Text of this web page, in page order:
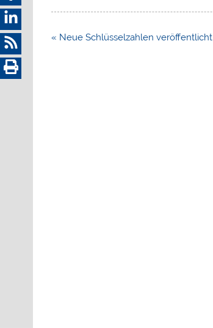
Beitragsnavigation
« Neue Schlüsselzahlen veröffentlicht